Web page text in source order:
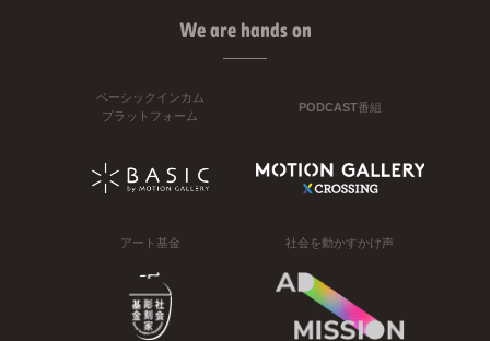
We are hands on
ベーシックインカム
プラットフォーム
PODCAST番組
アート基金 社会を動かすかけ声